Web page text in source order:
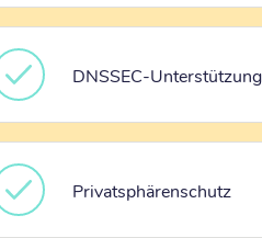
DNSSEC-Unterstützung
Privatsphärenschutz